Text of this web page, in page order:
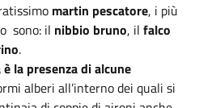
martin pescatore, i più
sono: il nibbio bruno, il falco
.
la presenza di alcune
alberi all’interno dei quali si